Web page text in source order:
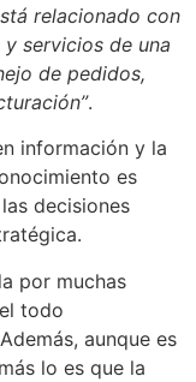
relacionado con
servicios de una
de pedidos,
.
información y la
es
decisiones
por muchas
todo
aunque es
lo es que la